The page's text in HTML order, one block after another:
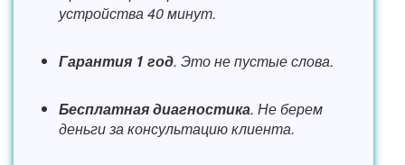
устройства 40 минут.
Гарантия 1 год. Это не пустые слова.
Бесплатная диагностика. Не берем
деньги за консультацию клиента.